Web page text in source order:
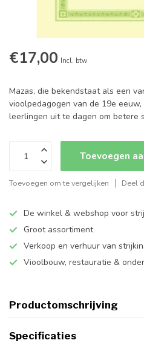
€17,00 Incl. btw
Mazas, die bekendstaat als een
vioolpedagogen van de 19e
leerlingen uit te dagen om betere
Toevoegen
Toevoegen om te vergelijken Deel
De winkel & webshop voor
Groot assortiment
Verkoop en verhuur van
Vioolbouw, restauratie &
Productomschrijving
Specificaties